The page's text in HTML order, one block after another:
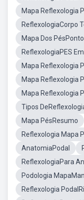
Mapa Reflexologia
ReflexologiaCorpo
Mapa Dos
ReflexologiaPES
Mapa Reflexologia
Mapa Reflexologia
Mapa Reflexologia
Tipos
Mapa PésResumo
Reflexologia Mapa
AnatomiaPodal
ReflexologiaPara
Podologia
Reflexologia